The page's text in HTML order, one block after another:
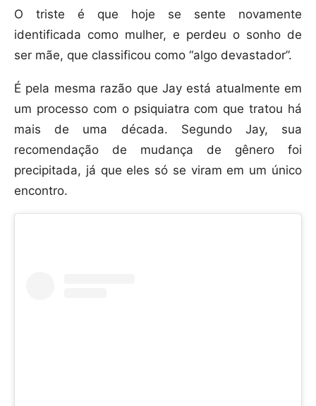
O triste é que hoje se sente novamente
identificada como mulher, e perdeu o sonho de
ser mãe, que classificou como “algo devastador”.
É pela mesma razão que Jay está atualmente em
um processo com o psiquiatra com que tratou há
mais de uma década. Segundo Jay, sua
recomendação de mudança de gênero foi
precipitada, já que eles só se viram em um único
encontro.